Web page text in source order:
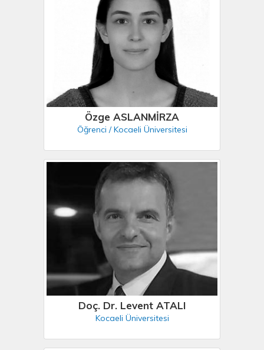
Özge ASLANMİRZA
Öğrenci / Kocaeli Üniversitesi
Doç. Dr. Levent ATALI
Kocaeli Üniversitesi